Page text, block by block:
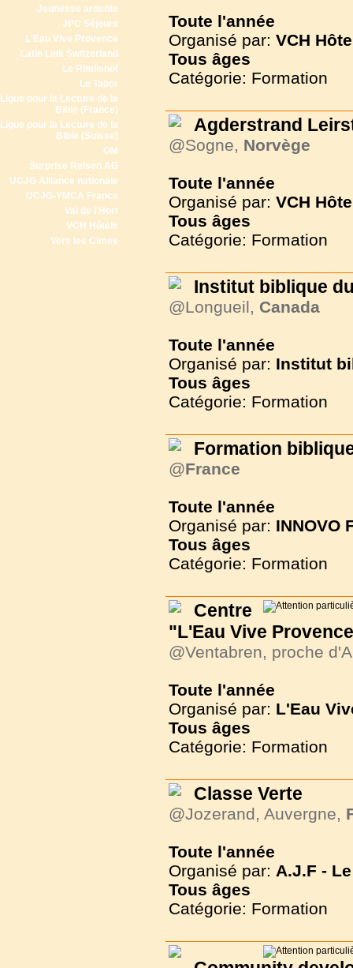
Jeunesse ardente
JPC Séjours
L'Eau Vive Provence
Latin Link Switzerland
Le Rimlishof
Le Tabor
Ligue pour la Lecture de la
Bible (France)
Ligue pour la Lecture de la
Bible (Suisse)
OM
Surprise Reisen AG
UCJG Alliance nationale
UCJG-YMCA France
Val de l'Hort
VCH Hôtels
Vers les Cimes
Toute l'année
Organisé par: VCH
Tous âges
Catégorie: Formation
Agderstrand
@Sogne, Norvège
Toute l'année
Organisé par: VCH
Tous âges
Catégorie: Formation
Institut biblique
@Longueil, Canada
Toute l'année
Organisé par: Institut
Tous âges
Catégorie: Formation
Formation
@France
Toute l'année
Organisé par: INNOVO
Tous âges
Catégorie: Formation
Centre
"L'Eau Vive
@Ventabren, proche
Toute l'année
Organisé par: L'Eau
Tous âges
Catégorie: Formation
Classe Verte
@Jozerand, Auvergne,
Toute l'année
Organisé par: A.J.F -
Tous âges
Catégorie: Formation